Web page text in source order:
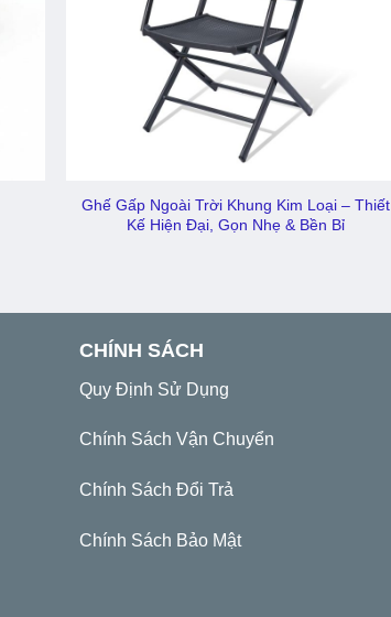
Ghế Gấp Ngoài Trời Khung Kim Loại – Thiết
Kế Hiện Đại, Gọn Nhẹ & Bền Bỉ
CHÍNH SÁCH
Quy Định Sử Dụng
Chính Sách Vận Chuyển
Chính Sách Đổi Trả
Chính Sách Bảo Mật